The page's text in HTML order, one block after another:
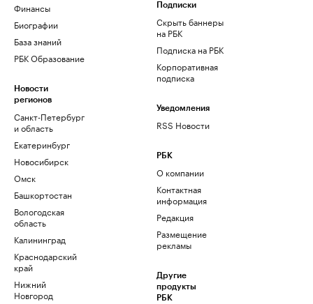
Финансы
Биографии
База знаний
РБК Образование
Новости
регионов
Санкт-Петербург
и область
Екатеринбург
Новосибирск
Омск
Башкортостан
Вологодская
область
Калининград
Краснодарский
край
Нижний
Новгород
Подписки
Скрыть баннеры
на РБК
Подписка на РБК
Корпоративная
подписка
Уведомления
RSS Новости
РБК
О компании
Контактная
информация
Редакция
Размещение
рекламы
Другие
продукты
РБК